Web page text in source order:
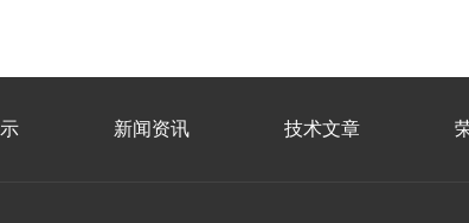
新闻资讯 技术文章